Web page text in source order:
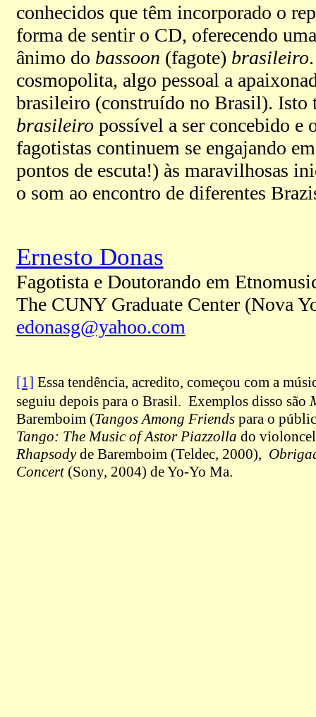
conhecidos que têm incorporado o
forma de sentir o CD, oferecendo
ânimo do bassoon (fagote) brasileiro
cosmopolita, algo pessoal a
brasileiro (construído no Brasil).
brasileiropossível a ser concebido e
fagotistas continuem se engajando
pontos de escuta!) às maravilhosas
o som ao encontro de diferentes
Ernesto Donas
Fagotista e Doutorando em
The CUNY Graduate Center (Nova
edonasg@yahoo.com
[1] Essa tendência, acredito, começou com a
seguiu depois para o Brasil. Exemplos disso são
Baremboim (Tangos Among Friends para o
Tango: The Music of Astor Piazzolla do
Rhapsodyde Baremboim (Teldec, 2000),
Concert(Sony, 2004) de Yo-Yo Ma.